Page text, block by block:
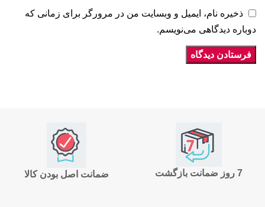
ذخیره نام، ایمیل و وبسایت من در مرورگر برای زمانی که
دوباره دیدگاهی می‌نویسم.
ضمانت اصل بودن کالا 7 روز ضمانت بازگشت